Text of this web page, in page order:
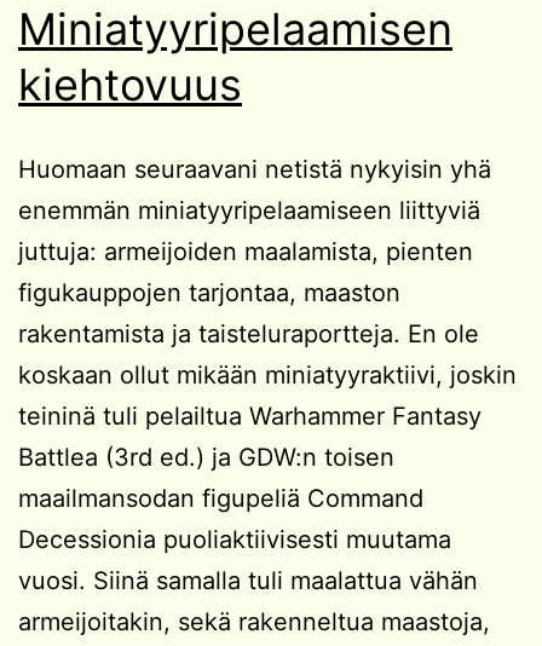
Miniatyyripelaamisen
kiehtovuus
Huomaan seuraavani netistä nykyisin yhä
enemmän miniatyyripelaamiseen liittyviä
juttuja: armeijoiden maalamista, pienten
figukauppojen tarjontaa, maaston
rakentamista ja taisteluraportteja. En ole
koskaan ollut mikään miniatyyraktiivi, joskin
teininä tuli pelailtua Warhammer Fantasy
Battlea (3rd ed.) ja GDW:n toisen
maailmansodan figupeliä Command
Decessionia puoliaktiivisesti muutama
vuosi. Siinä samalla tuli maalattua vähän
armeijoitakin, sekä rakenneltua maastoja,